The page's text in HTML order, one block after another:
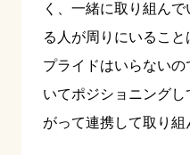
く、一緒に取り組ん
る人が周りにいること
プライドはいらない
いてポジショニング
がって連携して取り組